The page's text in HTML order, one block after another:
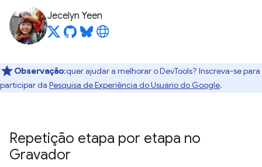
Jecelyn Yeen
Observação:quer ajudar a melhorar o DevTools? Inscreva-se para
participar da Pesquisa de Experiência do Usuário do Google.
Repetição etapa por etapa no
Gravador